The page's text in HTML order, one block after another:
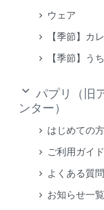
ウェア
【季節】カ
【季節】う
keyboard_arrow_down パプリ（旧
ンター）
はじめての
ご利用ガイド
よくある質問
お知らせ一覧